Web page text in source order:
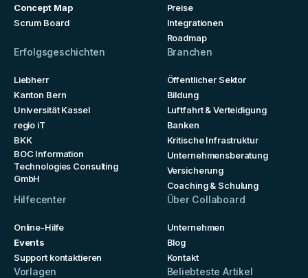
Concept Map
Scrum Board
Preise
Integrationen
Roadmap
Erfolgsgeschichten
Liebherr
Kanton Bern
Universität Kassel
regio iT
BKK
BOC Information
Technologies Consulting
GmbH
Branchen
Öffentlicher Sektor
Bildung
Luftfahrt & Verteidigung
Banken
Kritische Infrastruktur
Unternehmensberatung
Versicherung
Coaching & Schulung
Hilfecenter
Online-Hilfe
Events
Support kontaktieren
Über Collaboard
Unternehmen
Blog
Kontakt
Vorlagen Beliebteste Artikel